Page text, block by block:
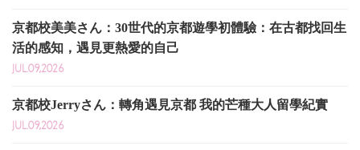
京都校美美さん：30世代的京都遊學初體驗：在古都找回生
活的感知，遇見更熱愛的自己
JUL.09,2026
京都校Jerryさん：轉角遇見京都 我的芒種大人留學紀實
JUL.09,2026